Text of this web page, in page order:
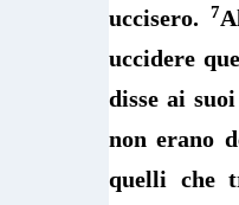
uccisero.
7
uccidere
disse ai
non erano
quelli che